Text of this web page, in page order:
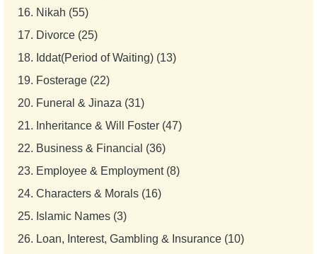
16. Nikah (55)
17. Divorce (25)
18. Iddat(Period of Waiting) (13)
19. Fosterage (22)
20. Funeral & Jinaza (31)
21. Inheritance & Will Foster (47)
22. Business & Financial (36)
23. Employee & Employment (8)
24. Characters & Morals (16)
25. Islamic Names (3)
26. Loan, Interest, Gambling & Insurance (10)